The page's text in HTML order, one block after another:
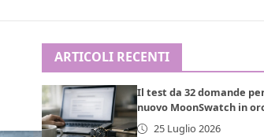
ARTICOLI RECENTI
Il test da 32 domande
nuovo MoonSwatch in
25 Luglio 2026